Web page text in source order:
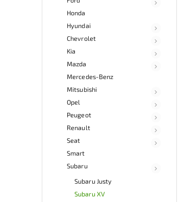
Honda
Hyundai
Chevrolet
Kia
Mazda
Mercedes-Benz
Mitsubishi
Opel
Peugeot
Renault
Seat
Smart
Subaru
Subaru Justy
Subaru XV